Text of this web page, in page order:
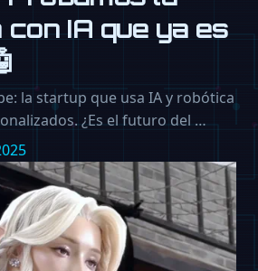
IA que ya es
la startup que usa IA y robótica
¿Es el futuro del …